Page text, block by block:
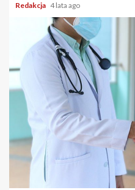
Redakcja 4 lata ago